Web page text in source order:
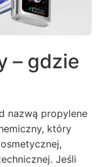
– gdzie
nazwą propylene
który
Jeśli